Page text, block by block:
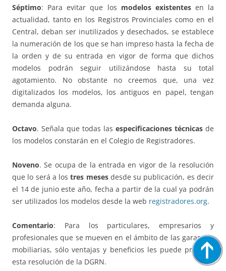
Séptimo: Para evitar que los modelos existentesen la
actualidad, tanto en los Registros Provinciales como en el
Central, deban ser inutilizados y desechados, se establece
la numeración de los que se han impreso hasta la fecha de
la orden y de su entrada en vigor de forma que dichos
modelos podrán seguir utilizándose hasta su total
agotamiento. No obstante no creemos que, una vez
digitalizados los modelos, los antiguos en papel, tengan
demanda alguna.
Octavo. Señala que todas las especificaciones técnicas de
los modelos constarán en el Colegio de Registradores.
Noveno. Se ocupa de la entrada en vigor de la resolución
que lo será a lostres mesesdesde su publicación, es decir
el 14 de junio este año, fecha a partir de la cual ya podrán
ser utilizados los modelos desde la web registradores.org.
Comentario: Para los particulares, empresarios y
profesionales que se mueven en el ámbito de las garantías
mobiliarias, sólo ventajas y beneficios les puede producir
esta resolución de la DGRN.